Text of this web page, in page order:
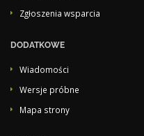
Zgłoszenia wsparcia
DODATKOWE
Wiadomości
Wersje próbne
Mapa strony